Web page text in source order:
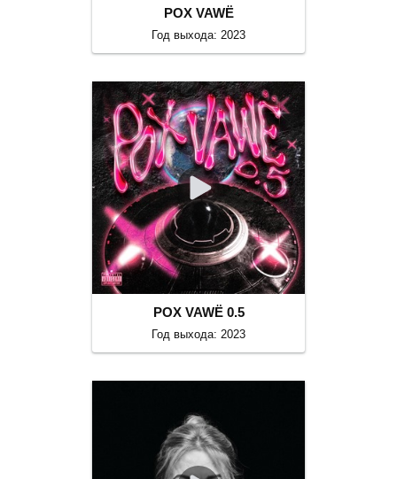
POX VAWË
Год выхода: 2023
POX VAWË 0.5
Год выхода: 2023